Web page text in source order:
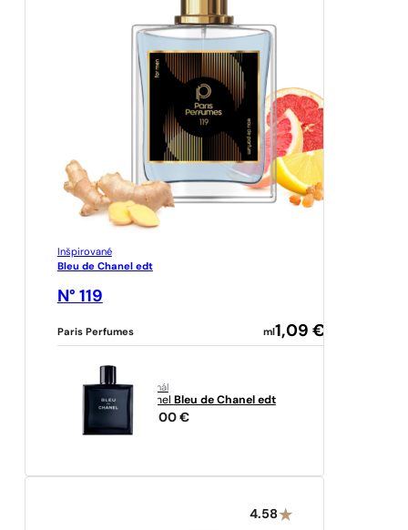
Inšpirované
Bleu de Chanel edt
N° 119
Paris Perfumes ml1,09 €
originál
Chanel Bleu de Chanel edt
128,00 €
4.58